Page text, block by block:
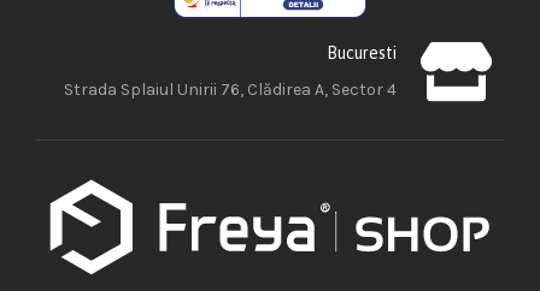
Bucuresti
Strada Splaiul Unirii 76, Clădirea A, Sector 4